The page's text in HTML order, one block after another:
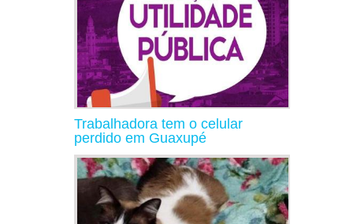
Trabalhadora tem o celular
perdido em Guaxupé